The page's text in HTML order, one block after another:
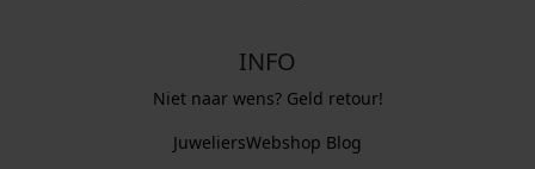
INFO
Niet naar wens? Geld retour!
JuweliersWebshop Blog